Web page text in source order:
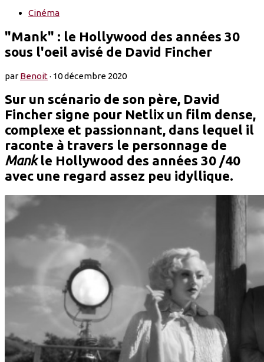
Cinéma
"Mank" : le Hollywood des années 30
sous l'oeil avisé de David Fincher
parBenoit· 10 décembre 2020
Sur un scénario de son père, David
Fincher signe pour Netlix un film dense,
complexe et passionnant, dans lequel il
raconte à travers le personnage de
Mankle Hollywood des années 30 /40
avec une regard assez peu idyllique.